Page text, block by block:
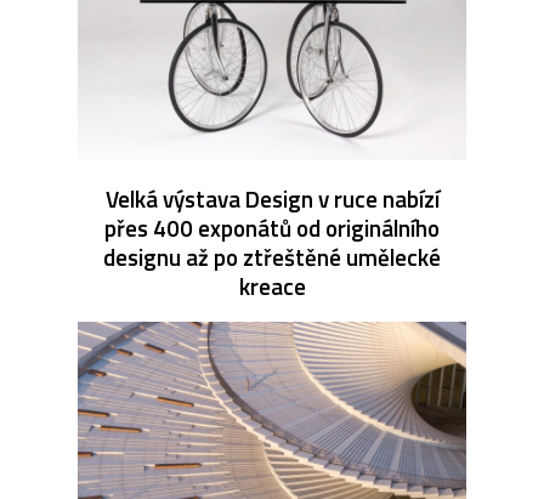
Velká výstava Design v ruce nabízí
přes 400 exponátů od originálního
designu až po ztřeštěné umělecké
kreace